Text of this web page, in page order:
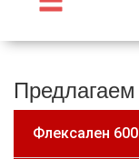
Предлагаем
Флексален 600